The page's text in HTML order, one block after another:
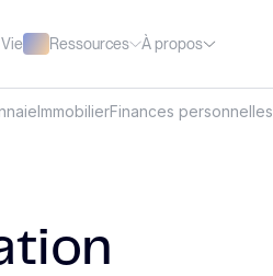
Ressources À propos
ImmobilierFinances personnelles